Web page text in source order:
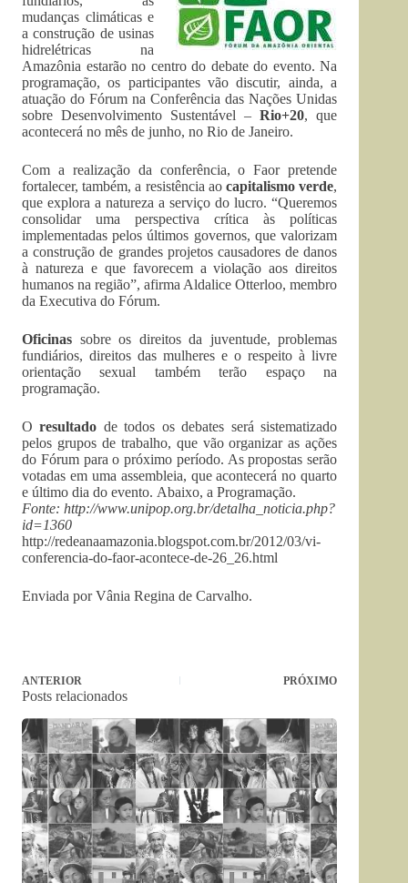
mudanças climáticas e
a construção de usinas
hidrelétricas na
Amazônia estarão no centro do debate do evento. Na
programação, os participantes vão discutir, ainda, a
atuação do Fórum na Conferência das Nações Unidas
sobre Desenvolvimento Sustentável –Rio+20, que
acontecerá no mês de junho, no Rio de Janeiro.
Com a realização da conferência, o Faor pretende
fortalecer, também, a resistência aocapitalismo verde,
que explora a natureza a serviço do lucro. “Queremos
consolidar uma perspectiva crítica às políticas
implementadas pelos últimos governos, que valorizam
a construção de grandes projetos causadores de danos
à natureza e que favorecem a violação aos direitos
humanos na região”, afirma Aldalice Otterloo, membro
da Executiva do Fórum.
Oficinas sobre os direitos da juventude, problemas
fundiários, direitos das mulheres e o respeito à livre
orientação sexual também terão espaço na
programação.
Oresultado de todos os debates será sistematizado
pelos grupos de trabalho, que vão organizar as ações
do Fórum para o próximo período. As propostas serão
votadas em uma assembleia, que acontecerá no quarto
e último dia do evento. Abaixo, a Programação.
Fonte: http://www.unipop.org.br/detalha_noticia.php?
id=1360
http://redeanaamazonia.blogspot.com.br/2012/03/vi-
conferencia-do-faor-acontece-de-26_26.html
Enviada por Vânia Regina de Carvalho.
ANTERIOR PRÓXIMO
Posts relacionados